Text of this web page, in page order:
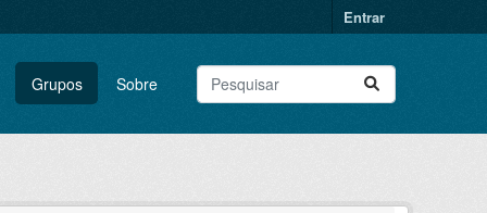
Entrar
Grupos Sobre